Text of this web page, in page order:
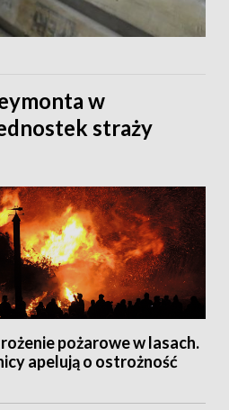
w
straży
pożarowe w lasach.
apelują o ostrożność